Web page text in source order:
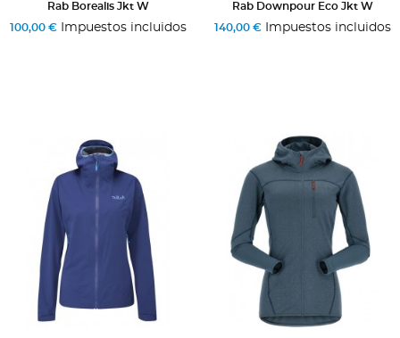
Rab Borealis Jkt W
100,00 €Impuestos incluidos
Rab Downpour Eco Jkt W
140,00 €Impuestos incluidos